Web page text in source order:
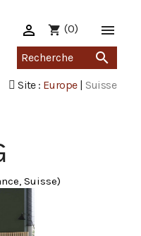

shopping_cart (0)

Site : Europe| Suisse

Suisse)